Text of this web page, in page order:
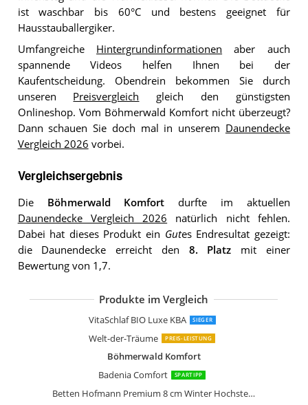
ist waschbar bis 60°C und bestens geeignet für
Hausstauballergiker.
Umfangreiche Hintergrundinformationen aber auch
spannende Videos helfen Ihnen bei der
Kaufentscheidung. Obendrein bekommen Sie durch
unseren Preisvergleich gleich den günstigsten
Onlineshop. Vom Böhmerwald Komfort nicht überzeugt?
Dann schauen Sie doch mal in unserem Daunendecke
Vergleich 2026 vorbei.
Vergleichsergebnis
Die Böhmerwald Komfort durfte im aktuellen
Daunendecke Vergleich 2026 natürlich nicht fehlen.
Dabei hat dieses Produkt ein Gutes Endresultat gezeigt:
die Daunendecke erreicht den 8. Platz mit einer
Bewertung von 1,7.
Produkte im Vergleich
VitaSchlaf BIO Luxe KBA SIEGER
Welt-der-Träume PREIS-LEISTUNG
Böhmerwald Komfort
Badenia Comfort
SPARTIPP
Betten Hofmann Premium 8 cm Winter Hochsteg Daunendecke 135x200cm 100% Daunen
Bettenhaus Daunendecke 4 K
Bettenhaus Daunendecke 4 K
Premium De Luxe
SCHLAFKÖNIG
Schäfer REVITAL-LEICHT
Canada Dreams Luxus
Billerbeck Bali Superlight
Zollner Daunendecke